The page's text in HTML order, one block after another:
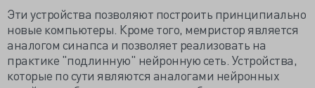
Эти устройства позволяют построить принципиально
новые компьютеры. Кроме того, мемристор является
аналогом синапса и позволяет реализовать на
практике "подлинную" нейронную сеть. Устройства,
которые по сути являются аналогами нейронных